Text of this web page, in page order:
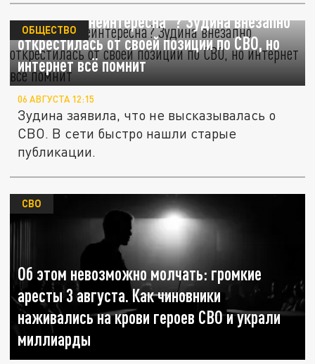
"Политика неинтересна"? Зудина внезапно
открестилась от своей позиции по СВО, но
интернет всё помнит
ОБЩЕСТВО
06 АВГУСТА 12:15
Зудина заявила, что не высказывалась о
СВО. В сети быстро нашли старые
публикации.
Об этом невозможно молчать: громкие
аресты 3 августа. Как чиновники
наживались на крови героев СВО и украли
миллиарды
СВО